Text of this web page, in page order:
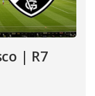
| R7